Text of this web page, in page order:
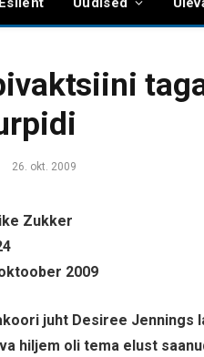
26. okt. 2009
Zukker
2009
juht Desiree Jennings
hiljem oli tema elust